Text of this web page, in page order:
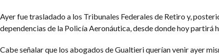
Ayer fue trasladado a los Tribunales Federales de Retiro y,
dependencias de la Policía Aeronáutica, desde donde hoy partirá
Cabe señalar que los abogados de Gualtieri querían venir ayer